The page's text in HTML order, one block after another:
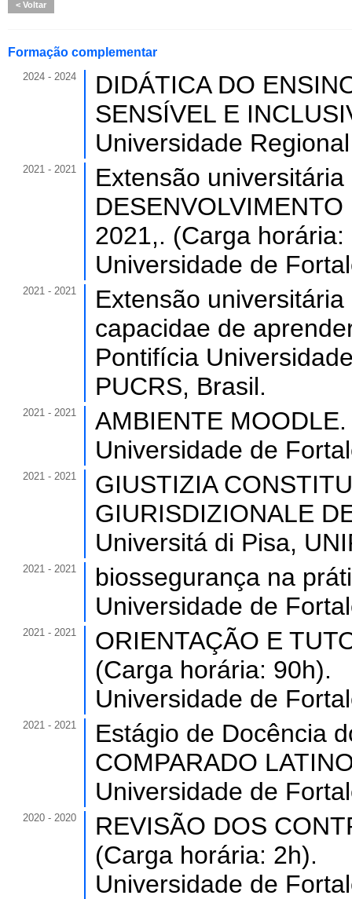
Voltar
Formação complementar
2024 - 2024
DIDÁTICA DO
SENSÍVEL E
Universidade
2021 - 2021
Extensão
2021,. (Carga horária:
Universidade de
2021 - 2021
Extensão
capacidae de
Pontifícia
PUCRS, Brasil.
2021 - 2021
AMBIENTE
Universidade de
2021 - 2021
GIUSTIZIA
GIURISDIZIONALE
Universitá di Pisa,
2021 - 2021
biossegurança na
Universidade de
2021 - 2021
ORIENTAÇÃO E
(Carga horária: 90h).
Universidade de
2021 - 2021
Estágio de Docência
COMPARADO
Universidade de
2020 - 2020
REVISÃO DOS
(Carga horária: 2h).
Universidade de